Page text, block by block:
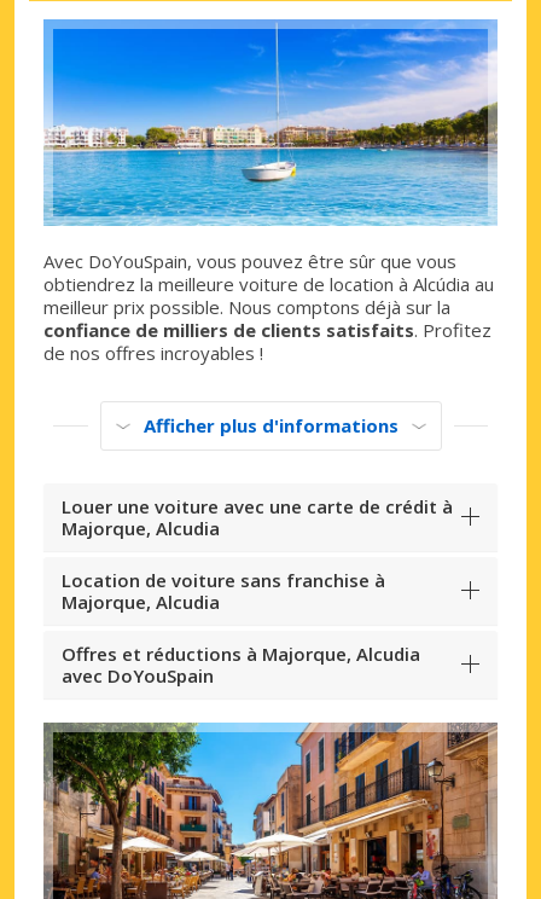
Avec DoYouSpain, vous pouvez être sûr que vous
obtiendrez la meilleure voiture de location à Alcúdia au
meilleur prix possible. Nous comptons déjà sur la
confiance de milliers de clients satisfaits. Profitez
de nos offres incroyables !
Afficher plus d'informations
Louer une voiture avec une carte de crédit à
Majorque, Alcudia
Location de voiture sans franchise à
Majorque, Alcudia
Offres et réductions à Majorque, Alcudia
avec DoYouSpain